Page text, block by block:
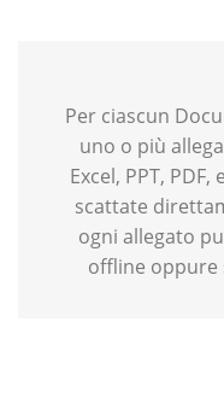
Per ciascun
uno o più
Excel, PPT,
scattate
ogni allegato
offline oppure